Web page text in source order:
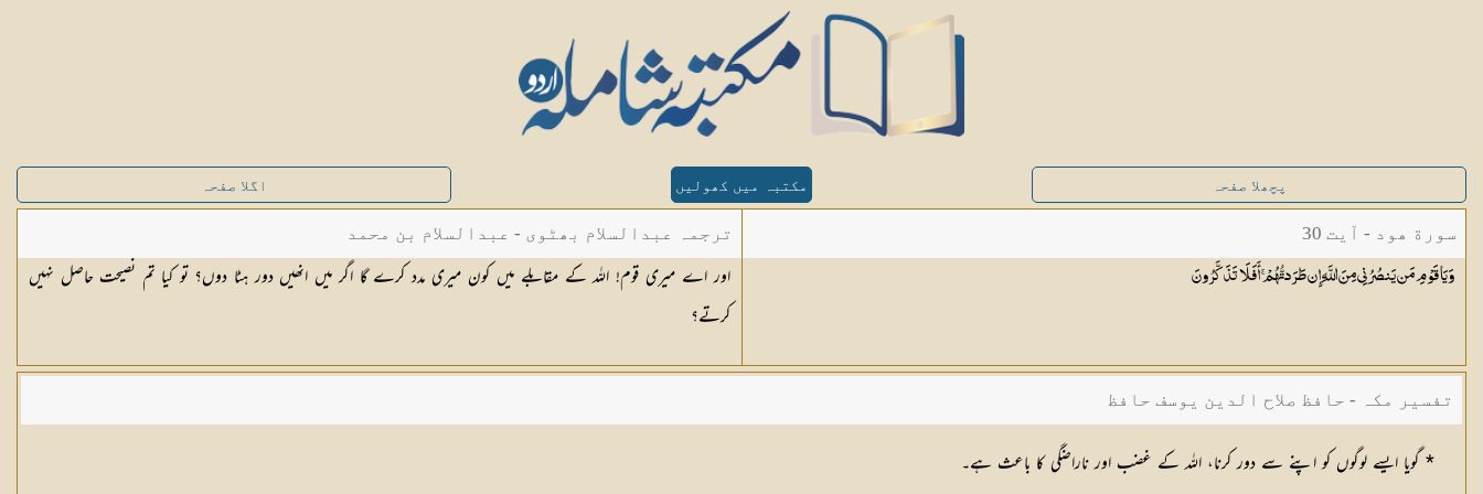
پچھلا صفحہ مکتبہ میں کھولیں اگلا صفحہ
سورة ھود - آیت 30
وَيَا قَوْمِ مَن يَنصُرُنِي مِنَ اللَّهِ إِن طَرَدتُّهُمْ ۚ أَفَلَاتَذَكَّرُونَ
ترجمہ عبدالسلام بھٹوی - عبدالسلام بن محمد
اور اے میری قوم! اللہ کے مقابلے میں کون میری مدد کرے گا اگر میں انھیں دور ہٹا دوں؟ تو کیا تم نصیحت حاصل نہیں
کرتے؟
تفسیر مکہ - حافظ صلاح الدین یوسف حافظ
* گویا ایسے لوگوں کو اپنے سے دور کرنا، اللہ کے غضب اور ناراضگی کا باعث ہے۔